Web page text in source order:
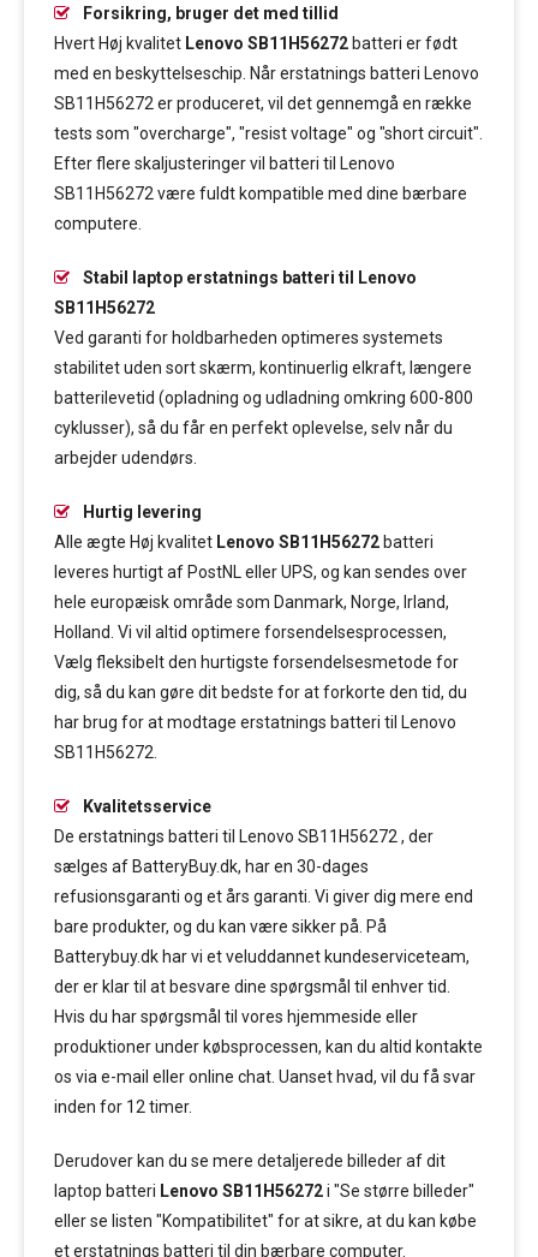
Forsikring, bruger det med tillid
Hvert Høj kvalitet Lenovo SB11H56272 batteri er født
med en beskyttelseschip. Når erstatnings batteri Lenovo
SB11H56272 er produceret, vil det gennemgå en række
tests som "overcharge", "resist voltage" og "short circuit".
Efter flere skaljusteringer vil batteri til Lenovo
SB11H56272 være fuldt kompatible med dine bærbare
computere.
Stabil laptop erstatnings batteri til Lenovo
SB11H56272
Ved garanti for holdbarheden optimeres systemets
stabilitet uden sort skærm, kontinuerlig elkraft, længere
batterilevetid (opladning og udladning omkring 600-800
cyklusser), så du får en perfekt oplevelse, selv når du
arbejder udendørs.
Hurtig levering
Alle ægte Høj kvalitet Lenovo SB11H56272 batteri
leveres hurtigt af PostNL eller UPS, og kan sendes over
hele europæisk område som Danmark, Norge, Irland,
Holland. Vi vil altid optimere forsendelsesprocessen,
Vælg fleksibelt den hurtigste forsendelsesmetode for
dig, så du kan gøre dit bedste for at forkorte den tid, du
har brug for at modtage erstatnings batteri til Lenovo
SB11H56272.
Kvalitetsservice
De erstatnings batteri til Lenovo SB11H56272 , der
sælges af BatteryBuy.dk, har en 30-dages
refusionsgaranti og et års garanti. Vi giver dig mere end
bare produkter, og du kan være sikker på. På
Batterybuy.dk har vi et veluddannet kundeserviceteam,
der er klar til at besvare dine spørgsmål til enhver tid.
Hvis du har spørgsmål til vores hjemmeside eller
produktioner under købsprocessen, kan du altid kontakte
os via e-mail eller online chat. Uanset hvad, vil du få svar
inden for 12 timer.
Derudover kan du se mere detaljerede billeder af dit
laptop batteri Lenovo SB11H56272i "Se større billeder"
eller se listen "Kompatibilitet" for at sikre, at du kan købe
et erstatnings batteri til din bærbare computer.